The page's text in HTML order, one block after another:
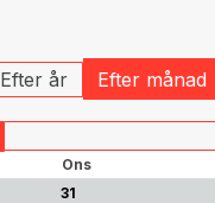
Efter år Efter månad
Ons
31